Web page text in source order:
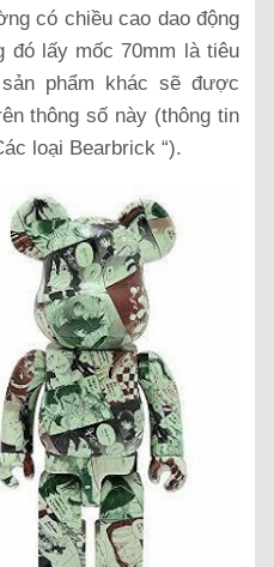
có chiều cao dao động
đó lấy mốc 70mm là tiêu
phẩm khác sẽ được
thông số này (thông tin
loại Bearbrick “).